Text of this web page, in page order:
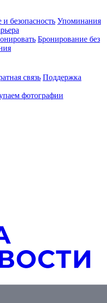
и безопасность Упоминания
Бронирование без
связь Поддержка
фотографии